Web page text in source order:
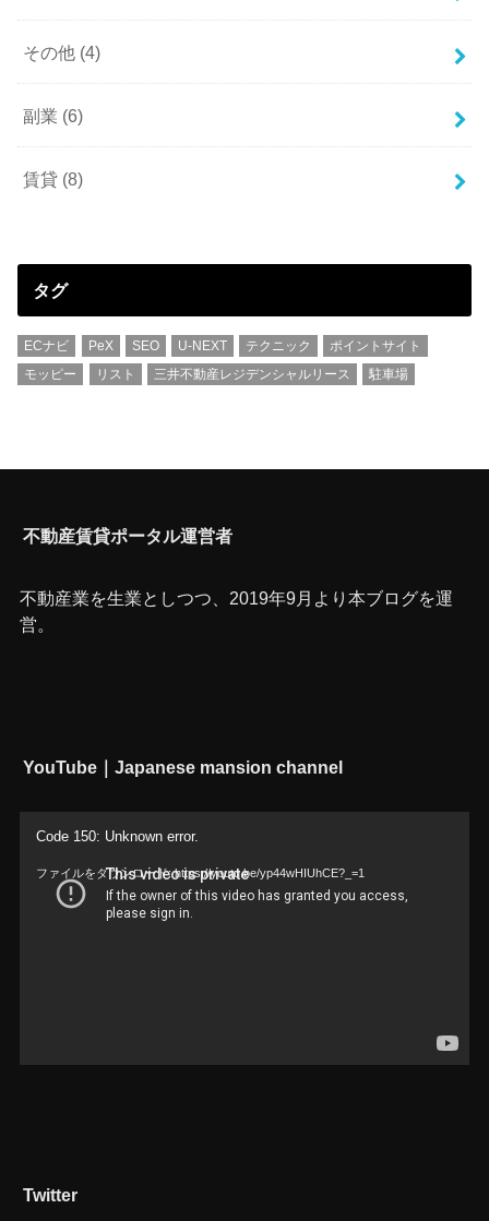
その他 (4)
副業 (6)
賃貸 (8)
タグ
ECナビ PeX SEO U-NEXT テクニック
ポイントサイト
モッピー
リスト 三井不動産レジデンシャルリース 駐車場
不動産賃貸ポータル運営者
不動産業を生業としつつ、2019年9月より本ブログを運
営。
YouTube｜Japanese mansion channel
Code 150: Unknown error.
ファイルをダウンロード: https://youtu.be/yp44wHIUhCE?_=1
Twitter